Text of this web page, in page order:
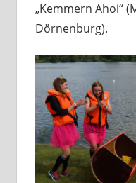
„Kemmern Ahoi“
Dörnenburg).